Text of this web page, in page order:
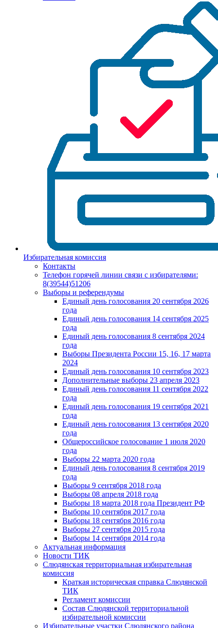
Избирательная комиссия
Контакты
Телефон горячей линии связи с избирателями:
8(39544)51206
Выборы и референдумы
Единый день голосования 20 сентября 2026
года
Единый день голосования 14 сентября 2025
года
Единый день голосования 8 сентября 2024
года
Выборы Президента России 15, 16, 17 марта
2024
Единый день голосования 10 сентября 2023
Дополнительные выборы 23 апреля 2023
Единый день голосования 11 сентября 2022
года
Единый день голосования 19 сентября 2021
года
Единый день голосования 13 сентября 2020
года
Общероссийское голосование 1 июля 2020
года
Выборы 22 марта 2020 года
Единый день голосования 8 сентября 2019
года
Выборы 9 сентября 2018 года
Выборы 08 апреля 2018 года
Выборы 18 марта 2018 года Президент РФ
Выборы 10 сентября 2017 года
Выборы 18 сентября 2016 года
Выборы 27 сентября 2015 года
Выборы 14 сентября 2014 года
Актуальная информация
Новости ТИК
Слюдянская территориальная избирательная
комиссия
Краткая историческая справка Слюдянской
ТИК
Регламент комиссии
Состав Слюдянской территориальной
избирательной комиссии
Избирательные участки Слюдянского района